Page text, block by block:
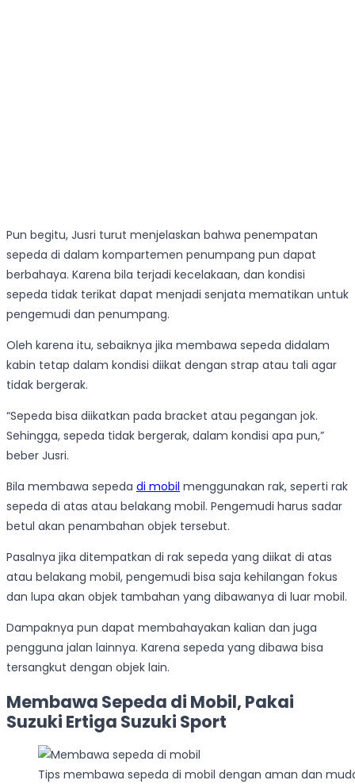
Pun begitu, Jusri turut menjelaskan bahwa penempatan
sepeda di dalam kompartemen penumpang pun dapat
berbahaya. Karena bila terjadi kecelakaan, dan kondisi
sepeda tidak terikat dapat menjadi senjata mematikan untuk
pengemudi dan penumpang.
Oleh karena itu, sebaiknya jika membawa sepeda didalam
kabin tetap dalam kondisi diikat dengan strap atau tali agar
tidak bergerak.
“Sepeda bisa diikatkan pada bracket atau pegangan jok.
Sehingga, sepeda tidak bergerak, dalam kondisi apa pun,”
beber Jusri.
Bila membawa sepeda di mobil menggunakan rak, seperti rak
sepeda di atas atau belakang mobil. Pengemudi harus sadar
betul akan penambahan objek tersebut.
Pasalnya jika ditempatkan di rak sepeda yang diikat di atas
atau belakang mobil, pengemudi bisa saja kehilangan fokus
dan lupa akan objek tambahan yang dibawanya di luar mobil.
Dampaknya pun dapat membahayakan kalian dan juga
pengguna jalan lainnya. Karena sepeda yang dibawa bisa
tersangkut dengan objek lain.
Membawa Sepeda di Mobil, Pakai
Suzuki Ertiga Suzuki Sport
Tips membawa sepeda di mobil dengan aman dan